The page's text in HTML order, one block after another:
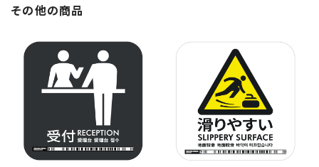
その他の商品